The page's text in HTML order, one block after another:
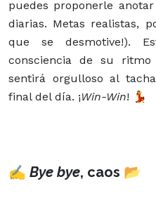
puedes proponerle
diarias. Metas realistas,
que se desmotive!).
consciencia de su
sentirá orgulloso al
final del día. ¡Win-Win! 💃
✍ Bye bye, caos 📂